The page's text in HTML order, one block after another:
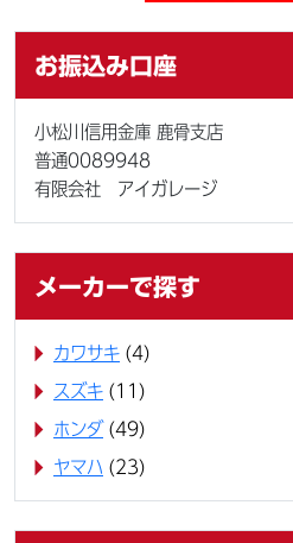
お振込み口座
小松川信用金庫 鹿骨支店
普通0089948
有限会社 アイガレージ
メーカーで探す
カワサキ (4)
スズキ (11)
ホンダ (49)
ヤマハ (23)